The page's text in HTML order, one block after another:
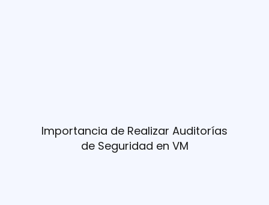
Importancia de Realizar Auditorías
de Seguridad en VM